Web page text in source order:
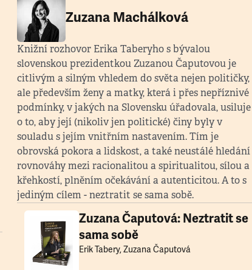
Zuzana Machálková
Knižní rozhovor Erika Taberyho s bývalou
slovenskou prezidentkou Zuzanou Čaputovou je
citlivým a silným vhledem do světa nejen političky,
ale především ženy a matky, která i přes nepříznivé
podmínky, v jakých na Slovensku úřadovala, usiluje
o to, aby její (nikoliv jen politické) činy byly v
souladu s jejím vnitřním nastavením. Tím je
obrovská pokora a lidskost, a také neustálé hledání
rovnováhy mezi racionalitou a spiritualitou, sílou a
křehkostí, plněním očekávání a autenticitou. A to s
jediným cílem - neztratit se sama sobě.
Zuzana Čaputová: Neztratit se
sama sobě
Erik Tabery, Zuzana Čaputová